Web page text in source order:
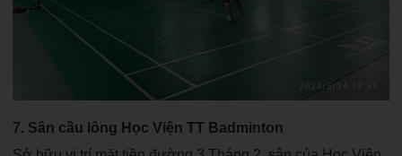
7. Sân cầu lông Học Viện TT Badminton